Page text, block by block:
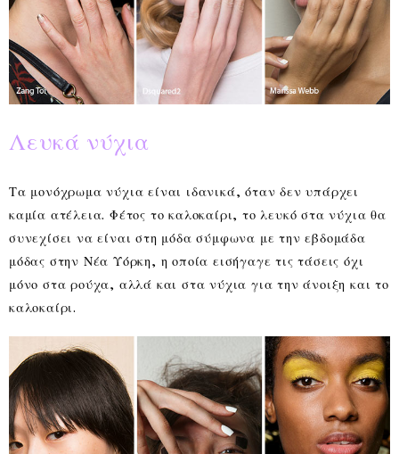
Λευκά νύχια
Τα μονόχρωμα νύχια είναι ιδανικά, όταν δεν υπάρχει
καμία ατέλεια. Φέτος το καλοκαίρι, το λευκό στα νύχια θα
συνεχίσει να είναι στη μόδα σύμφωνα με την εβδομάδα
μόδας στην Νέα Υόρκη, η οποία εισήγαγε τις τάσεις όχι
μόνο στα ρούχα, αλλά και στα νύχια για την άνοιξη και το
καλοκαίρι.